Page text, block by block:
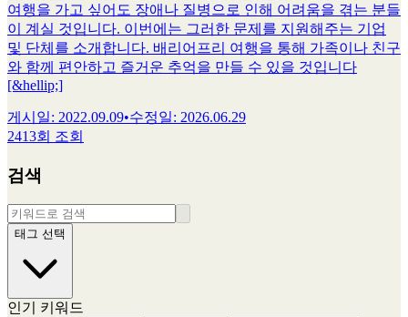
여행을 가고 싶어도 장애나 질병으로 인해 어려움을 겪는 분들
이 계실 것입니다. 이번에는 그러한 문제를 지원해주는 기업
및 단체를 소개합니다. 배리어프리 여행을 통해 가족이나 친구
와 함께 편안하고 즐거운 추억을 만들 수 있을 것입니다
[&hellip;]
게시일: 2022.09.09•수정일: 2026.06.29
2413회 조회
검색
태그 선택
인기 키워드